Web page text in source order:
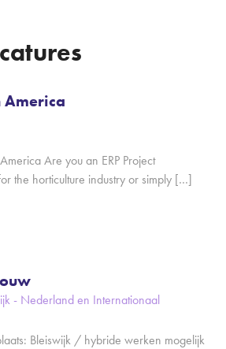
Are you an ERP Project
the horticulture industry or simply […]
- Nederland en Internationaal
Bleiswijk / hybride werken mogelijk